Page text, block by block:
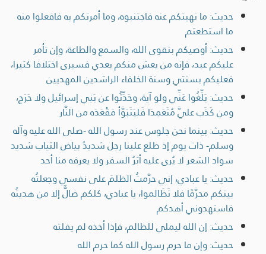
حديث: ما نهيتكم عنه فاجتنبوه، وما أمرتكم به فافعلوا منه
ما استطعتم
حديث: أوصيكم بتقوى الله، والسمع والطاعة، وإن تأمر
عليكم عبد، فإنه من يعش منكم بعدي فسيرى اختلافا كثيرا،
فعليكم بسنتي وسنة الخلفاء الراشدين المهديين
حديث: بَلِّغُوا عَنِّي ولو آية، وحَدِّثُوا عن بَنِي إسرائيل ولا حَرَج،
ومن كَذَب عليَّ مُتَعَمِدَا فَليَتَبَوَّأ مَقْعَدَه من النَّار
حديث: بينما نحن جلوس عند رسول الله -صلى الله عليه وآله
وسلم- ذات يوم إذ طلع علينا رجل شديدُ بياض الثياب شديد
سواد الشعر لا يُرى عليه أثرُ السفر ولا يعرفه منا أحد
حديث: يا عبادي، إني حرَّمتُ الظلمَ على نفسي وجعلتُه
بينكم محرَّمًا فلا تَظَالموا، يا عبادي، كلكم ضالٌّ إلا من هديتُه
فاستهدوني أهدكم
حديث: إن الله ليملي للظالم، فإذا أخذه لم يفلته
حديث: وإن ما حرم رسول الله كما حرم الله